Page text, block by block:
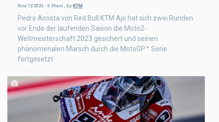
Nov 12 2023 - 9:34am byKTM
Pedro Acosta von Red Bull KTM Ajo hat sich zwei Runden
vor Ende der laufenden Saison die Moto2-
Weltmeisterschaft 2023 gesichert und seinen
phänomenalen Marsch durch die MotoGP™ Serie
fortgesetzt.